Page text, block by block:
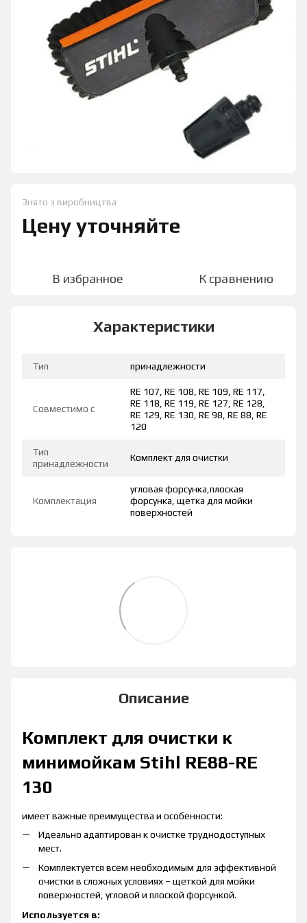
Знято з виробництва
Цену уточняйте
В избранное К сравнению
Характеристики
Тип принадлежности
Совместимо с
RE 107, RE 108, RE 109, RE 117,
RE 118, RE 119, RE 127, RE 128,
RE 129, RE 130, RE 98, RE 88, RE
120
Тип
принадлежности
Комплект для очистки
Комплектация
угловая форсунка,плоская
форсунка, щетка для мойки
поверхностей
Описание
Комплект для очистки к
минимойкам Stihl RE88-RE
130
имеет важные преимущества и особенности:
Идеально адаптирован к очистке труднодоступных
мест.
Комплектуется всем необходимым для эффективной
очистки в сложных условиях – щеткой для мойки
поверхностей, угловой и плоской форсункой.
Используется в: